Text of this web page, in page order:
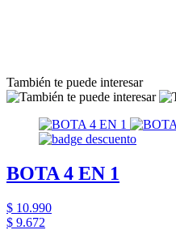
También te puede interesar
BOTA 4 EN 1
$ 10.990
$ 9.672